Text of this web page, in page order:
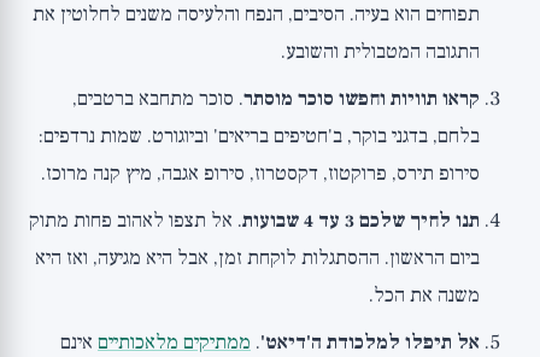
תפוחים הוא בעיה. הסיבים, הנפח והלעיסה משנים לחלוטין את
התגובה המטבולית והשובע.
קראו תוויות וחפשו סוכר מוסתר. סוכר מתחבא ברטבים,
בלחם, בדגני בוקר, ב'חטיפים בריאים' וביוגורט. שמות נרדפים:
סירופ תירס, פרוקטוז, דקסטרוז, סירופ אגבה, מיץ קנה מרוכז.
תנו לחיך שלכם 3 עד 4 שבועות
. אל תצפו לאהוב פחות מתוק
ביום הראשון. ההסתגלות לוקחת זמן, אבל היא מגיעה, ואז היא
משנה את הכל.
אל תיפלו למלכודת ה'דיאט'. ממתיקים מלאכותיים אינם